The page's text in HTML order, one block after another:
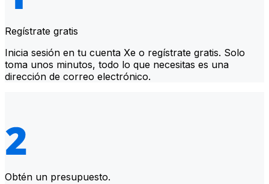
Regístrate gratis
Inicia sesión en tu cuenta Xe o regístrate gratis. Solo
toma unos minutos, todo lo que necesitas es una
dirección de correo electrónico.
Obtén un presupuesto.